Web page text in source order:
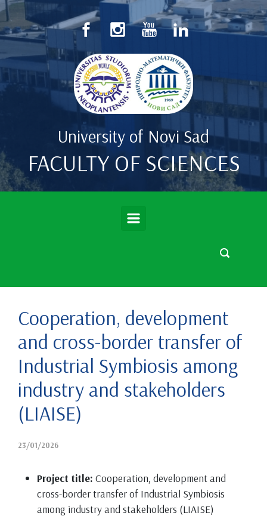
Skip to main content
University of Novi Sad
FACULTY OF SCIENCES
Cooperation, development
and cross-border transfer of
Industrial Symbiosis among
industry and stakeholders
(LIAISE)
23/01/2026
Project title: Cooperation, development and
cross-border transfer of Industrial Symbiosis
among industry and stakeholders (LIAISE)